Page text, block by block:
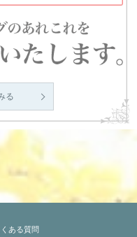
る
くある質問